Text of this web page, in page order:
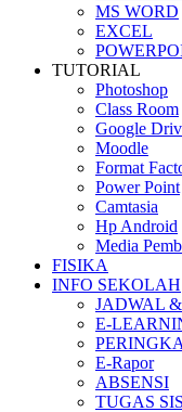
MS WORD
EXCEL
TUTORIAL
Photoshop
Class Room
Google
Moodle
Format
Power Point
Camtasia
Hp Android
Media
FISIKA
INFO SEKOLAH
JADWAL
E-
E-Rapor
ABSENSI
TUGAS